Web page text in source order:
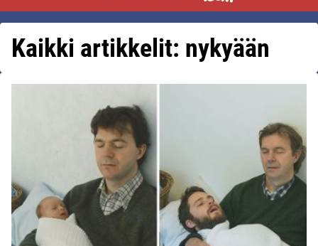
Kaikki artikkelit: nykyään